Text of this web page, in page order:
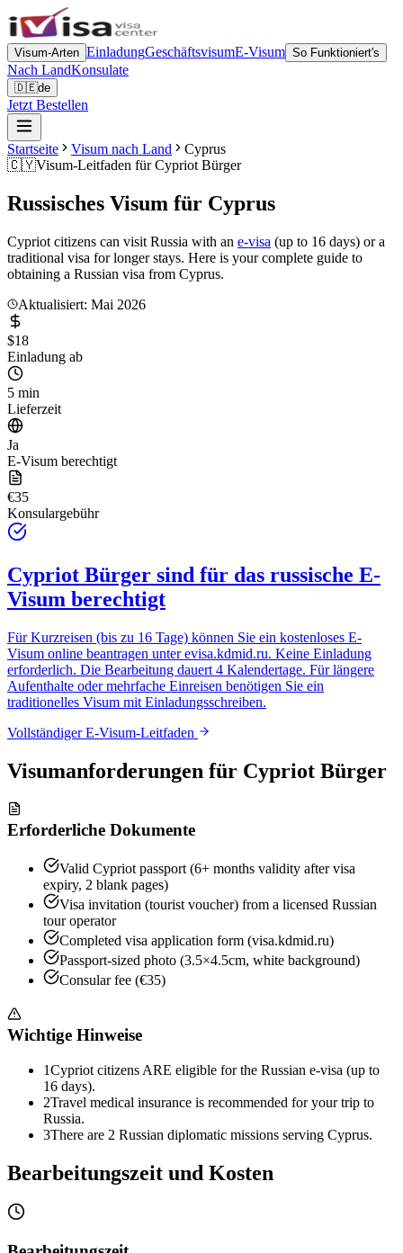
Visum-Arten EinladungGeschäftsvisumE-Visum So Funktioniert's
Nach LandKonsulate
🇩🇪de
Jetzt Bestellen
Startseite Visum nach Land
Cyprus
🇨🇾Visum-Leitfaden für Cypriot Bürger
Russisches Visum für Cyprus
Cypriot citizens can visit Russia with an e-visa (up to 16 days) or a
traditional visa for longer stays. Here is your complete guide to
obtaining a Russian visa from Cyprus.
Aktualisiert: Mai 2026
$18
Einladung ab
5 min
Lieferzeit
Ja
E-Visum berechtigt
€35
Konsulargebühr
Cypriot Bürger sind für das russische E-
Visum berechtigt
Für Kurzreisen (bis zu 16 Tage) können Sie ein kostenloses E-
Visum online beantragen unter evisa.kdmid.ru. Keine Einladung
erforderlich. Die Bearbeitung dauert 4 Kalendertage. Für längere
Aufenthalte oder mehrfache Einreisen benötigen Sie ein
traditionelles Visum mit Einladungsschreiben.
Vollständiger E-Visum-Leitfaden
Visumanforderungen für Cypriot Bürger
Erforderliche Dokumente
Valid Cypriot passport (6+ months validity after visa
expiry, 2 blank pages)
Visa invitation (tourist voucher) from a licensed Russian
tour operator
Completed visa application form (visa.kdmid.ru)
Passport-sized photo (3.5×4.5cm, white background)
Consular fee (€35)
Wichtige Hinweise
1Cypriot citizens ARE eligible for the Russian e-visa (up to
16 days).
2Travel medical insurance is recommended for your trip to
Russia.
3There are 2 Russian diplomatic missions serving Cyprus.
Bearbeitungszeit und Kosten